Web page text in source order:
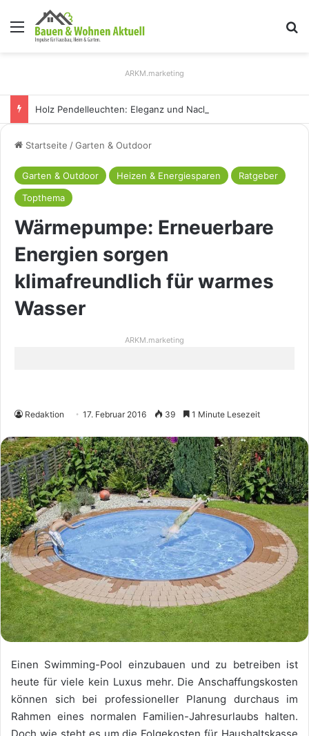
Menü
ARKM.marketing
Startseite /Garten & Outdoor
Garten & Outdoor Heizen & Energiesparen
Ratgeber
Topthema
Wärmepumpe: Erneuerbare
Energien sorgen
klimafreundlich für warmes
Wasser
ARKM.marketing
Redaktion 17. Februar 2016 39 1 Minute Lesezeit
Einen Swimming-Pool einzubauen und zu betreiben ist
heute für viele kein Luxus mehr. Die Anschaffungskosten
können sich bei professioneller Planung durchaus im
Rahmen eines normalen Familien-Jahresurlaubs halten.